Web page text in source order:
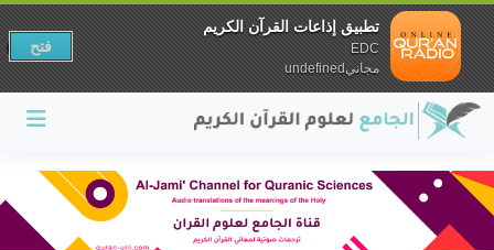
تطبيق إذاعات القرآن الكريم
EDC
مجانيundefined
فتح